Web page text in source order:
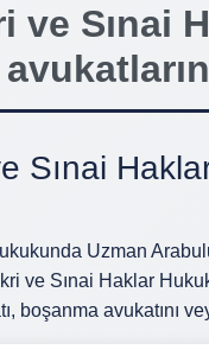
ve Sınai
Sınai
Uzman
ve Sınai Haklar
boşanma avukatını